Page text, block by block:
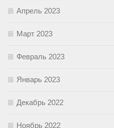
Апрель 2023
Март 2023
Февраль 2023
Январь 2023
Декабрь 2022
Ноябрь 2022